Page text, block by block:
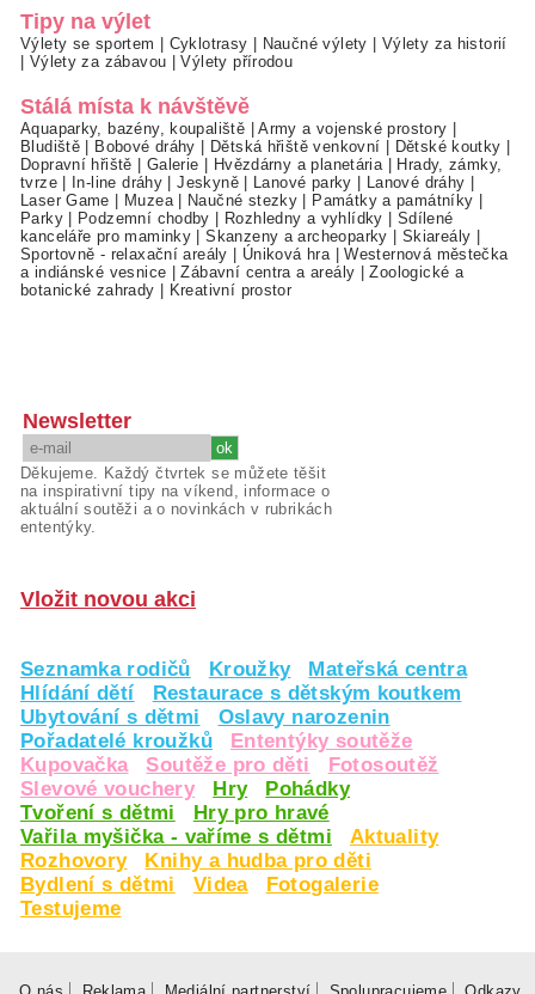
Tipy na výlet
Výlety se sportem Cyklotrasy Naučné výlety
Výlety za historií
Výlety za zábavou |Výlety přírodou
Stálá místa k návštěvě
Aquaparky, bazény, koupaliště |Army a vojenské prostory
Bludiště
Bobové dráhy Dětská hřiště venkovní Dětské koutky
Dopravní hřiště
Galerie Hvězdárny a planetária
Hrady, zámky,
tvrze| In-line dráhy |Jeskyně| Lanové parky Lanové dráhy
Laser Game
Muzea| Naučné stezky Památky a památníky
Parky| Podzemní chodby Rozhledny a vyhlídky
Sdílené
kanceláře pro maminky |Skanzeny a archeoparky Skiareály
Sportovně - relaxační areály
Úniková hra |Westernová městečka
a indiánské vesnice |Zábavní centra a areály |Zoologické a
botanické zahrady
Kreativní prostor
Newsletter
Děkujeme. Každý čtvrtek se můžete těšit
na inspirativní tipy na víkend, informace o
aktuální soutěži a o novinkách v rubrikách
ententýky.
Vložit novou akci
Seznamka rodičů Kroužky
Mateřská centra
Hlídání dětí
Restaurace s dětským koutkem
Ubytování s dětmi
Oslavy narozenin
Pořadatelé kroužků
Ententýky soutěže
Kupovačka
Soutěže pro děti
Fotosoutěž
Slevové vouchery
Hry
Pohádky
Tvoření s dětmi
Hry pro hravé
Vařila myšička - vaříme s dětmi
Aktuality
Rozhovory
Knihy a hudba pro děti
Bydlení s dětmi
Videa
Fotogalerie
Testujeme